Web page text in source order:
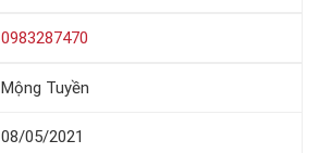
0983287470
Mộng Tuyền
08/05/2021